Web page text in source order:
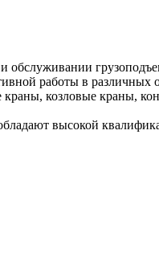
обслуживании
работы в различных
козловые краны,
высокой